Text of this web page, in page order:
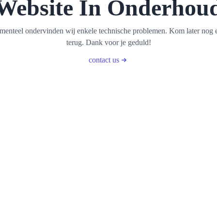
In
ondervinden wij enkele technische problemen. Kom later nog
terug. Dank voor je geduld!
contact us